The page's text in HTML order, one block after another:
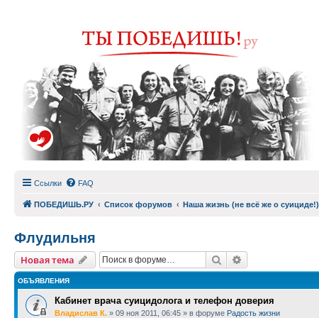
Ссылки FAQ
ПОБЕДИШЬ.РУ Список форумов Наша жизнь (не всё же о суициде!)
Флудильня
Новая тема Поиск
ОБЪЯВЛЕНИЯ
Кабинет врача суицидолога и телефон доверия
Владислав К. » 09 ноя 2011, 06:45 » в форуме Радость жизни